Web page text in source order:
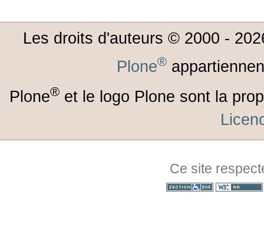
Les droits d'auteurs © 2000 -
Plone®
Plone® et le logo Plone sont la
Ce site